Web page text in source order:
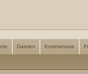
Dateien Kommentare